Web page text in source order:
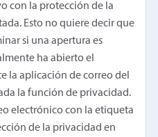
con la protección de la
Esto no quiere decir que
si una apertura es
ha abierto el
la aplicación de correo del
la función de privacidad.
electrónico con la etiqueta
de la privacidad en